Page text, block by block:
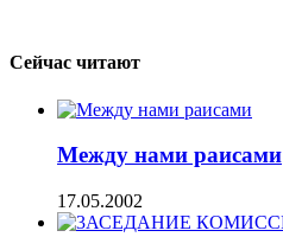
Сейчас читают
Между нами раисами
17.05.2002